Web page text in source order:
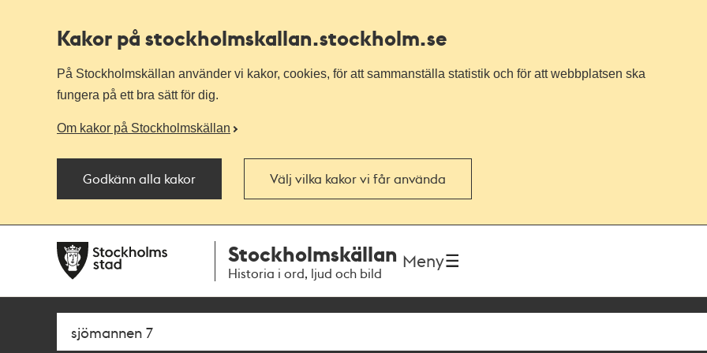
Kakor på stockholmskallan.stockholm.se
På Stockholmskällan använder vi kakor, cookies, för att sammanställa statistik och för att webbplatsen ska
fungera på ett bra sätt för dig.
Om kakor på Stockholmskällan
Godkänn alla kakor Välj vilka kakor vi får använda
navigationen
huvudinnehållet
Stockholmskällan
Historia i ord, ljud och bild
Meny
Sök